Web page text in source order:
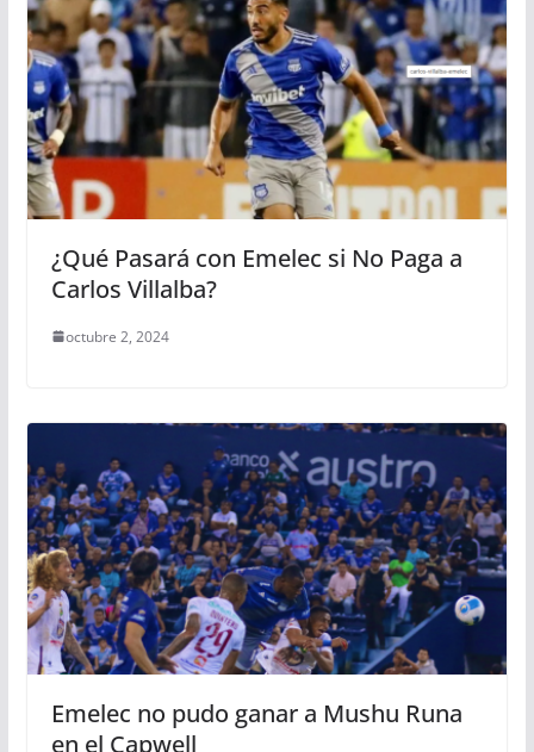
¿Qué Pasará con Emelec si No Paga a
Carlos Villalba?
octubre 2, 2024
Emelec no pudo ganar a Mushu Runa
en el Capwell